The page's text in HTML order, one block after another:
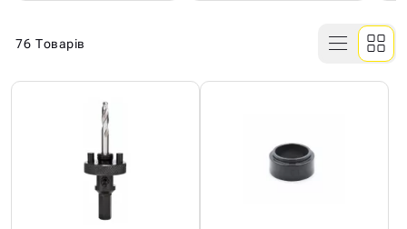
76 Товарів